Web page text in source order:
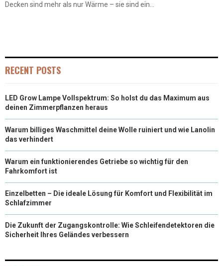
Decken sind mehr als nur Wärme – sie sind ein...
RECENT POSTS
LED Grow Lampe Vollspektrum: So holst du das Maximum aus
deinen Zimmerpflanzen heraus
Warum billiges Waschmittel deine Wolle ruiniert und wie Lanolin
das verhindert
Warum ein funktionierendes Getriebe so wichtig für den
Fahrkomfort ist
Einzelbetten – Die ideale Lösung für Komfort und Flexibilität im
Schlafzimmer
Die Zukunft der Zugangskontrolle: Wie Schleifendetektoren die
Sicherheit Ihres Geländes verbessern